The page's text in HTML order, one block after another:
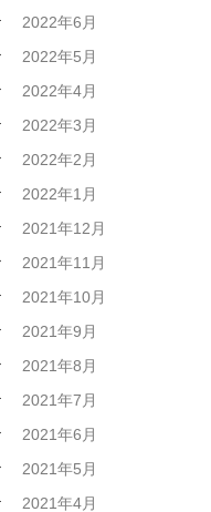
2022年6月
2022年5月
2022年4月
2022年3月
2022年2月
2022年1月
2021年12月
2021年11月
2021年10月
2021年9月
2021年8月
2021年7月
2021年6月
2021年5月
2021年4月